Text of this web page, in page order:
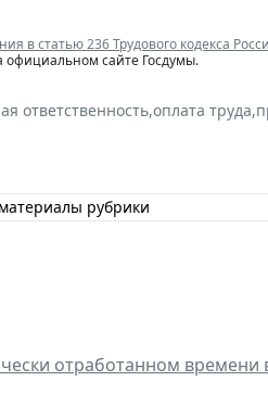
в статью 236 Трудового кодекса
сайте Госдумы.
ответственность,оплата труда,
рубрики
отработанном времени